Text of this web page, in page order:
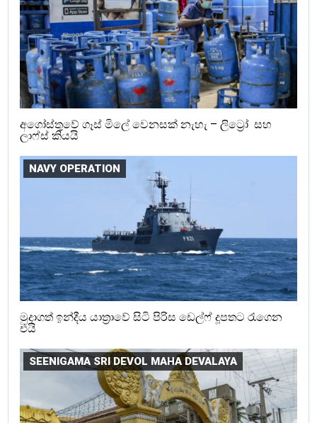
අගෝස්තුවේ ගෑස් මිලේ වෙනසක් නැහැ – ලිට්‍රෝ සහ
ලාෆ්ස් කියයි
NAVY OPERATION
මුදාගත් ඉන්දීය යාත්‍රාවේ සිටි පිරිස ඩෙල්ෆ් දූපතට රැගෙන
එයි
SEENIGAMA SRI DEVOL MAHA DEVALAYA